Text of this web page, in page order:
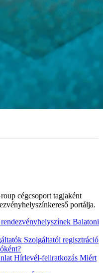
cégcsoport tagjaként
portálja.
Balatoni
Szolgáltatói regisztráció
Hírlevél-feliratkozás Miért